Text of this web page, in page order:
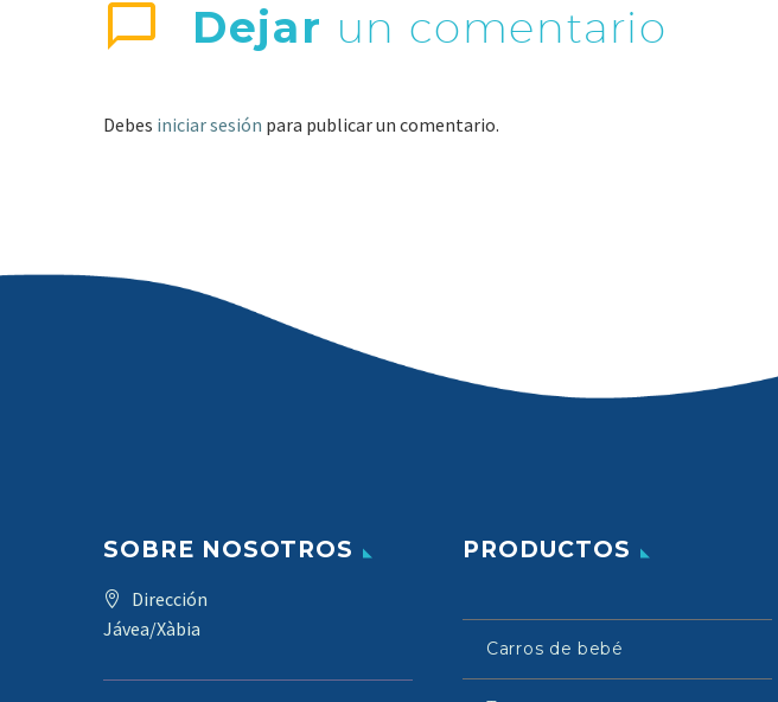
Dejar un comentario
Debes iniciar sesión para publicar un comentario.
SOBRE NOSOTROS
Dirección
Jávea/Xàbia
PRODUCTOS
Carros de bebé